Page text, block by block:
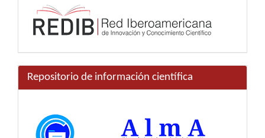
Repositorio de información científica